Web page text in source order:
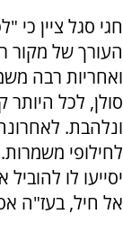
חגי סגל ציין
העורך של מקור
ואחריות רבה
סולן, לכל
ונלהבת.
לחילופי
יסייעו לו
אל חיל, בעז"ה